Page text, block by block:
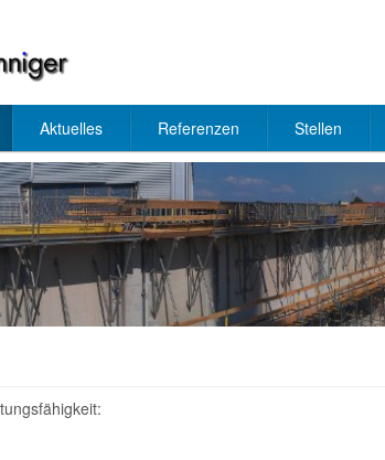
Aktuelles Referenzen Stellen